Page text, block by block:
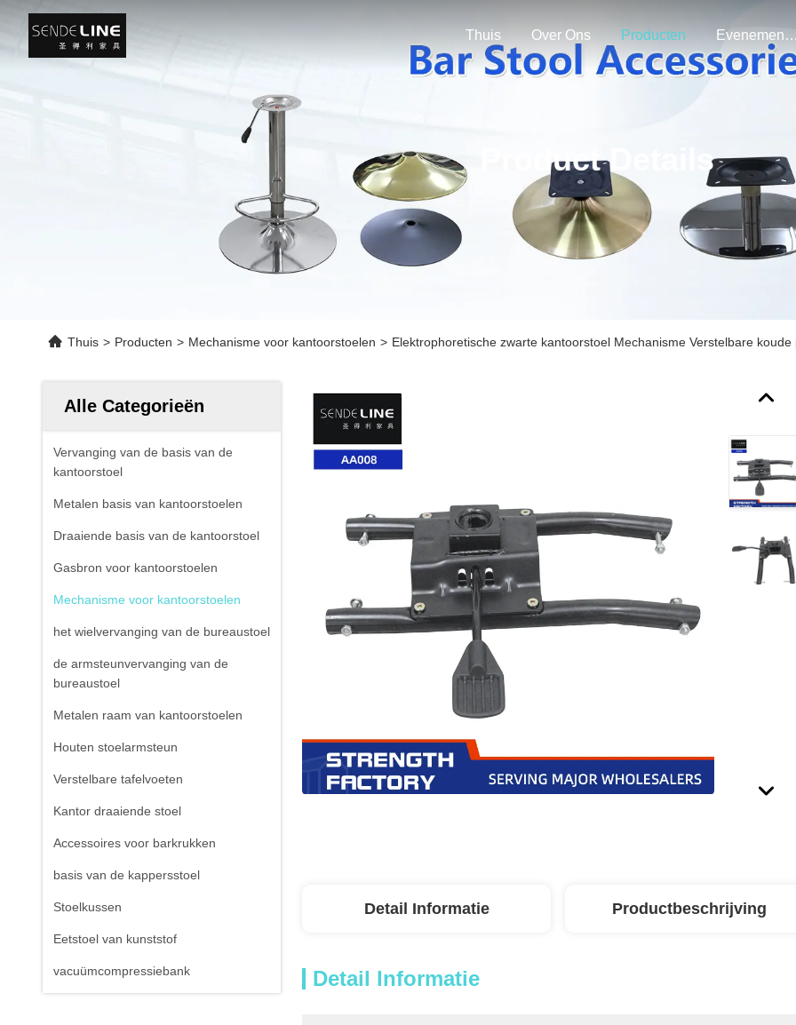
Thuis Over Ons Producten Evenementen
Product Details
Thuis > Producten > Mechanisme voor kantoorstoelen > Elektrophoretische zwarte kantoorstoel Mechanisme Verstelbare koude
Alle Categorieën
Vervanging van de basis van de
kantoorstoel
Metalen basis van kantoorstoelen
Draaiende basis van de kantoorstoel
Gasbron voor kantoorstoelen
Mechanisme voor kantoorstoelen
het wielvervanging van de bureaustoel
de armsteunvervanging van de
bureaustoel
Metalen raam van kantoorstoelen
Houten stoelarmsteun
Verstelbare tafelvoeten
Kantor draaiende stoel
Accessoires voor barkrukken
basis van de kappersstoel
Stoelkussen
Eetstoel van kunststof
vacuümcompressiebank
Detail Informatie Productbeschrijving
Detail Informatie